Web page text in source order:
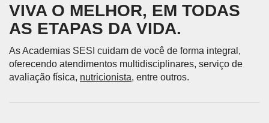
VIVA O MELHOR, EM TODAS
AS ETAPAS DA VIDA.
As Academias SESI cuidam de você de forma integral,
oferecendo atendimentos multidisciplinares, serviço de
avaliação física, nutricionista, entre outros.